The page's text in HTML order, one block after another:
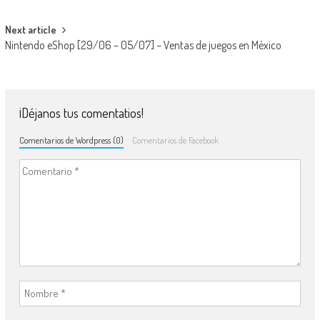
Next article
Nintendo eShop [29/06 – 05/07] – Ventas de juegos en México
¡Déjanos tus comentatios!
Comentarios de Wordpress (0) Comentarios de Facebook